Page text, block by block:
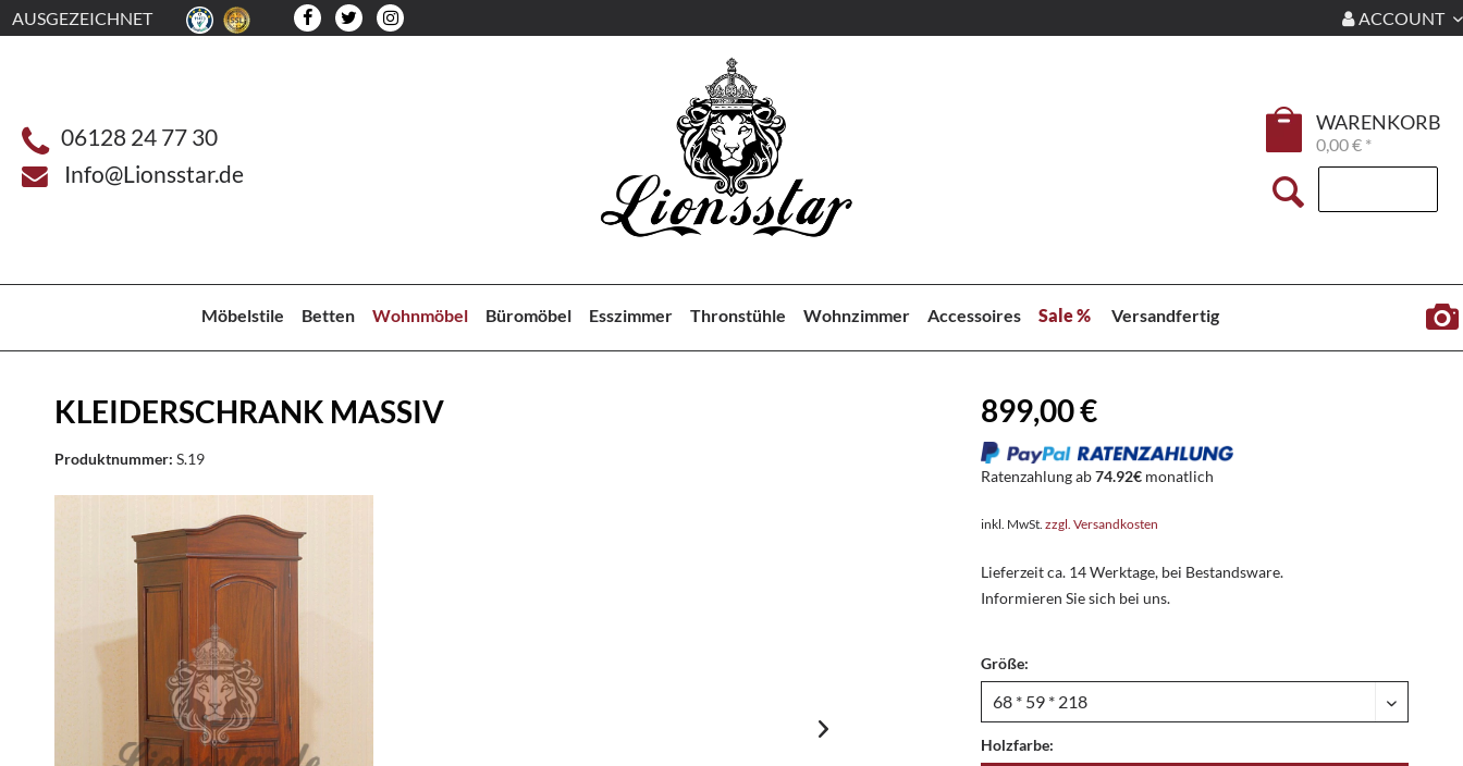
AUSGEZEICHNET ACCOUNT
06128 24 77 30
Info@Lionsstar.de
WARENKORB
0,00 € *
Möbelstile Betten Wohnmöbel Büromöbel Esszimmer Thronstühle Wohnzimmer Accessoires Sale % Versandfertig
KLEIDERSCHRANK MASSIV
Produktnummer: S.19
899,00 €
Ratenzahlung ab74.92€ monatlich
inkl. MwSt.zzgl. Versandkosten
Lieferzeit ca. 14 Werktage, bei Bestandsware.
Informieren Sie sich bei uns.
Größe:
Holzfarbe: